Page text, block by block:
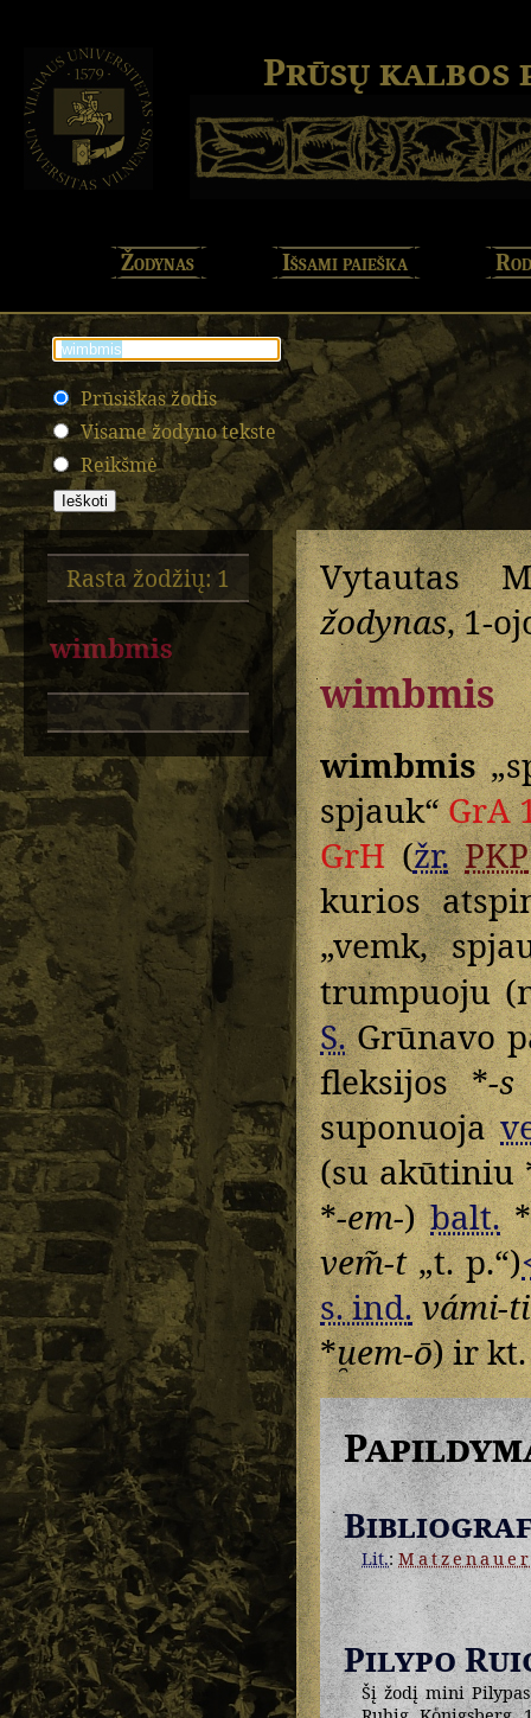
Prūsų kalbos
Žodynas Išsami paieška
Prūsiškas žodis
Visame žodyno tekste
Reikšmė
Rasta žodžių: 1
wimbmis
Vytautas
žodynas, 1-
wimbmis
wimbmis
spjauk“GrA
GrH(žr. PKP
kurios
„vemk,
trumpuoju
S.Grūnavo
fleksijos *-s
suponuoja
(su akūtiniu
*-em-)balt.*
vem̃-t„t. p.“)
s. ind.vámi-ti
*u̯em-ō) ir
Lit.:Matzenauer
Pilypo
Šį žodį mini